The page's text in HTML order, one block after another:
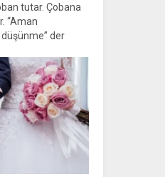
tutar. Çobana
“Aman
düşünme” der